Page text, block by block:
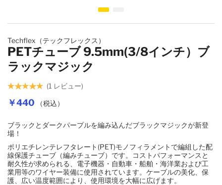
各種レセプタクル
DCプラグ・その他
ケーブルグランド・固定クランプ
イメージギャラリーの最初に移動する
Techflex（テックフレックス）
PETチューブ 9.5mm(3/8インチ）ブ
ラックマジック
1 レビュー
￥440 （税込）
ブラックとダークパープルを編み込んだブラックマジックが新登
場！
ポリエチレンテレフタレート(PET)モノフィラメントで編組した配
線保護チューブ（編みチューブ）です。コストパフォーマンスと
耐久性が求められる、電子機器・自動車・船舶・海洋業および工
業用等のワイヤー装備に使用されています。ケーブルの美化、保
護、広い温度範囲により、使用環境を大幅に広げます。